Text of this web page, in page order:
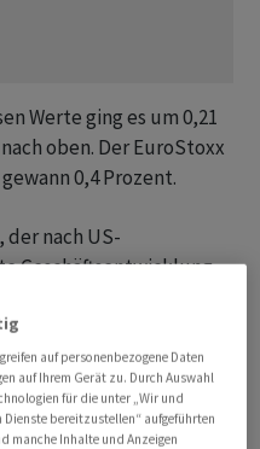
Werte ging es um 0,21
oben. Der EuroStoxx
0,4 Prozent.
nach US-
Geschäftsentwicklung
ums Thema Künstliche
Jürgen
sind die Nvidia-Zahlen
über 17 000 Punkten
auf personenbezogene Daten
auf Ihrem Gerät zu. Durch Auswahl
für die unter „Wir und
bereitzustellen“ aufgeführten
manche Inhalte und Anzeigen